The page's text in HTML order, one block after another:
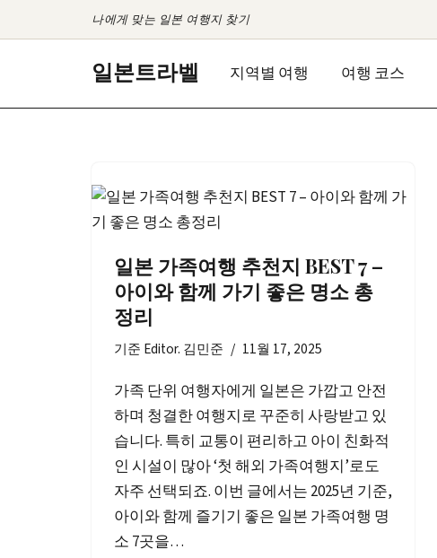
나에게 맞는 일본 여행지 찾기
일본트라벨 지역별 여행 여행 코스
일본 가족여행 추천지 BEST 7 –
아이와 함께 가기 좋은 명소 총
정리
기준 Editor. 김민준 11월 17, 2025
가족 단위 여행자에게 일본은 가깝고 안전
하며 청결한 여행지로 꾸준히 사랑받고 있
습니다. 특히 교통이 편리하고 아이 친화적
인 시설이 많아 ‘첫 해외 가족여행지’로도
자주 선택되죠. 이번 글에서는 2025년 기준,
아이와 함께 즐기기 좋은 일본 가족여행 명
소 7곳을…